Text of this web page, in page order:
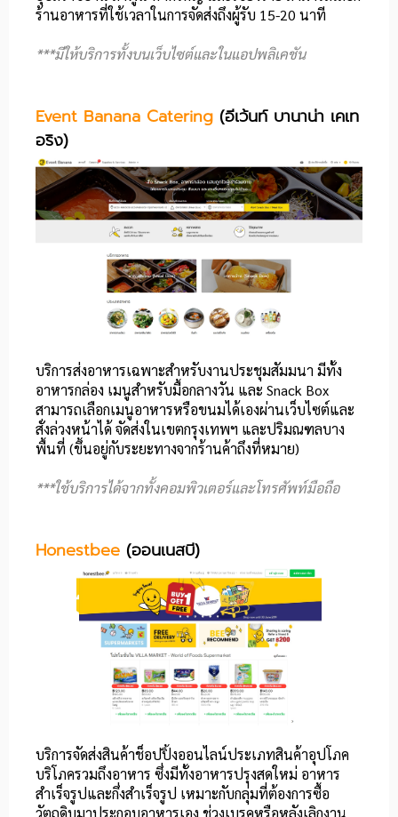
ร้านอาหารที่ใช้เวลาในการจัดส่งถึงผู้รับ 15-20 นาที
***มีให้บริการทั้งบนเว็บไซต์และในแอปพลิเคชัน
Event Banana Catering (อีเว้นท์ บานาน่า เคเท
อริง)
บริการส่งอาหารเฉพาะสำหรับงานประชุมสัมมนา ​ มีทั้ง
อาหารกล่อง เมนูสำหรับมื้อกลางวัน​ และ​ Snack Box​
สามารถเลือกเมนูอาหารหรือขนมได้เองผ่านเว็บไซต์และ
สั่งล่วงหน้าได้ จัดส่งในเขตกรุงเทพฯ และปริมณฑลบาง
พื้นที่ (ขึ้นอยู่กับระยะทางจากร้านค้าถึงที่หมาย)
***ใช้บริการได้จากทั้งคอมพิวเตอร์และโทรศัพท์มือถือ
Honestbee (ออนเนสบี)
บริการจัดส่งสินค้าช็อปปิ้งออนไลน์ประเภทสินค้าอุปโภค
บริโภครวมถึงอาหาร ซึ่งมีทั้งอาหารปรุงสดใหม่ อาหาร
สำเร็จรูปและกึ่งสำเร็จรูป เหมาะกับกลุ่มที่ต้องการซื้อ
วัตถุดิบมาประกอบอาหารเอง ช่วงเบรคหรือหลังเลิกงาน